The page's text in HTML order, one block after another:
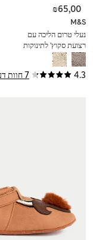
4.3 7 חוות דעת
M&S
נעלי טרום הליכה עם
רצועת סקוץ' לתינוקות
(0-‏18 חודשים)
₪65,00